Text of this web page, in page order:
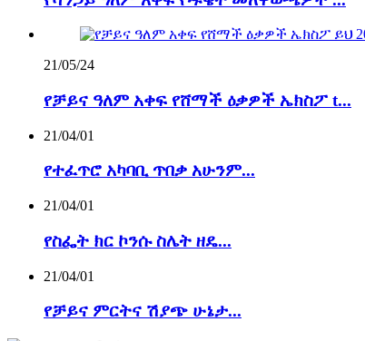
21/05/24
የቻይና ዓለም አቀፍ የሸማች ዕቃዎች ኤክስፖ t...
21/04/01
የተፈጥሮ አካባቢ ጥበቃ አሁንም...
21/04/01
የስፌት ክር ኮንሱ ስሌት ዘዴ...
21/04/01
የቻይና ምርትና ሽያጭ ሁኔታ...